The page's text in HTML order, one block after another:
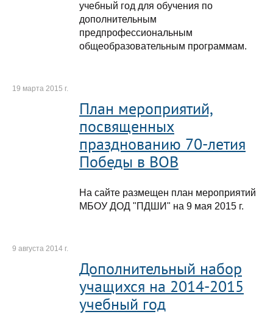
учебный год для обучения по
дополнительным
предпрофессиональным
общеобразовательным программам.
19 марта 2015 г.
План мероприятий,
посвященных
празднованию 70-летия
Победы в ВОВ
На сайте размещен план мероприятий
МБОУ ДОД "ПДШИ" на 9 мая 2015 г.
9 августа 2014 г.
Дополнительный набор
учащихся на 2014-2015
учебный год